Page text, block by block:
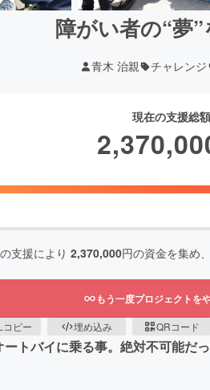
障がい者の“夢
青木 治親 チャレンジ
現在の支援総額
支援により 2,370,000円の資金を集め、
もう一度プロジェクトを
コピー 埋め込み QRコード
トバイに乗る事。絶対不可能